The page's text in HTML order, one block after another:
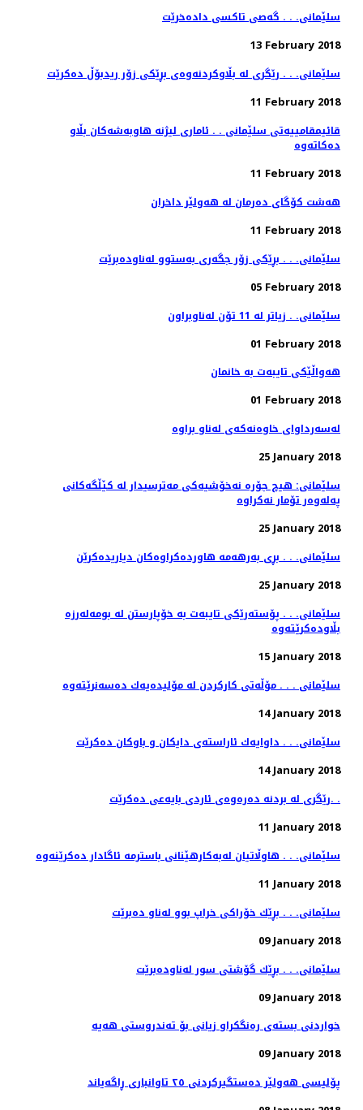
سلێمانی. . . گه‌صی تاكسی داده‌خرێت
13 February 2018
سلێمانی. . . رێگری له‌ بڵاوكردنه‌وه‌ی بڕێكی زۆر ریدبۆڵ ده‌كرێت
11 February 2018
قائیمقامییه‌تی سلێمانی . . ئاماری لیژنه‌ هاوبه‌شه‌كان بڵاو
11 February 2018
هەشت كۆگای دەرمان لە هەولێر داخران
11 February 2018
سلێمانی. . . بڕێكی زۆر جگه‌ری به‌ستوو له‌ناوده‌برێت
05 February 2018
سلێمانی. . زیاتر له‌ 11 تۆن له‌ناوبراون
01 February 2018
هه‌واڵێكی تایبه‌ت به‌ خانمان
01 February 2018
25 January 2018
سلێمانی: هیچ جۆره‌ نه‌خۆشیه‌كی مه‌ترسیدار له‌ كێڵگه‌كانی
25 January 2018
سلێمانی. . . بڕی به‌رهه‌مه‌ هاورده‌كراوه‌كان دیاریده‌كرێن
25 January 2018
سلێمانی. . . پۆسته‌رێكی تایبه‌ت به‌ خۆپارستن له‌ بومه‌له‌رزه‌
15 January 2018
سلێمانی . . . مۆڵەتی كاركردن لە مۆلیدەیەك دەسەنرێتەوە
14 January 2018
سلێمانی. . . داوایه‌ك ئاراسته‌ی دایكان و باوكان ده‌كرێت
14 January 2018
رێگری له‌ بردنه‌ ده‌ره‌وه‌ی ئاردی بایه‌عی ده‌كرێت. .
11 January 2018
11 January 2018
سلێمانی. . . بڕێك خۆراكی خراپ بوو له‌ناو ده‌برێت
09 January 2018
سلێمانی. . . بڕێك گۆشتی سور له‌ناوده‌برێت
09 January 2018
09 January 2018
پۆلیسی هەولێر دەستگیركردنی ٢٥ تاوانباری ڕاگەیاند